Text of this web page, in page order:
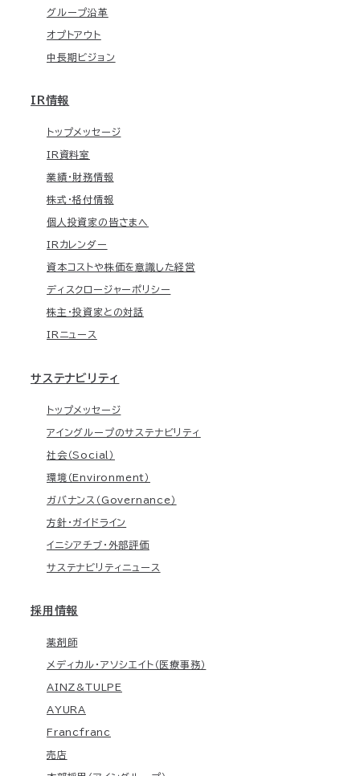
グループ沿革
オプトアウト
中長期ビジョン
IR情報
トップメッセージ
IR資料室
業績・財務情報
株式・格付情報
個人投資家の皆さまへ
IRカレンダー
資本コストや株価を意識した経営
ディスクロージャーポリシー
株主・投資家との対話
IRニュース
サステナビリティ
トップメッセージ
アイングループのサステナビリティ
社会（Social）
環境（Environment）
ガバナンス（Governance）
方針・ガイドライン
イニシアチブ・外部評価
サステナビリティニュース
採用情報
薬剤師
メディカル・アソシエイト（医療事務）
AINZ&TULPE
AYURA
Francfranc
売店